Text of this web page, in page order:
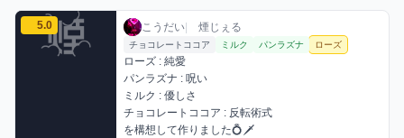
こうだいのローズミックスを見る
5.0 こうだい / お店シーシャ / 2026年5月9日
こうだい| 煙じぇる
利用フレーバー
チョコレートココア ミルク パンラズナ ローズ
コメント
ローズ : 純愛
パンラズナ : 呪い
ミルク : 優しさ
チョコレートココア : 反転術式
を構想して作りました💍🗡️
評価